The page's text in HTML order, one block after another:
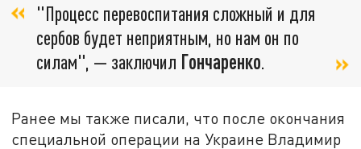
"Процесс перевоспитания сложный и для
сербов будет неприятным, но нам он по
силам", — заключил Гончаренко.
Ранее мы также писали, что после окончания
специальной операции на Украине Владимир